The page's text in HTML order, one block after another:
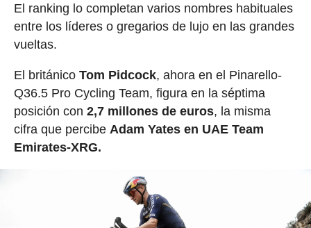
El ranking lo completan varios nombres habituales
entre los líderes o gregarios de lujo en las grandes
vueltas.
El británico Tom Pidcock, ahora en el Pinarello-
Q36.5 Pro Cycling Team, figura en la séptima
posición con 2,7 millones de euros, la misma
cifra que percibe Adam Yates en UAE Team
Emirates-XRG.